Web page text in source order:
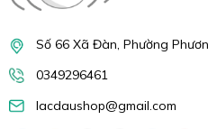
Số 66 Xã Đàn, Phường
0349296461
lacdaushop@gmail.com